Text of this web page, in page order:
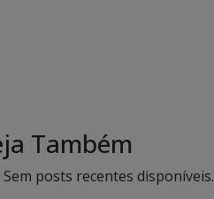
Também
Sem posts recentes disponíveis.